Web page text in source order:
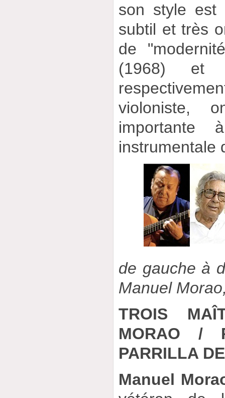
son style est
subtil et très
de
(1968)
violoniste,
importante
instrumentale
de gauche à
Manuel
TROIS
MORAO /
PARRILLA
Manuel